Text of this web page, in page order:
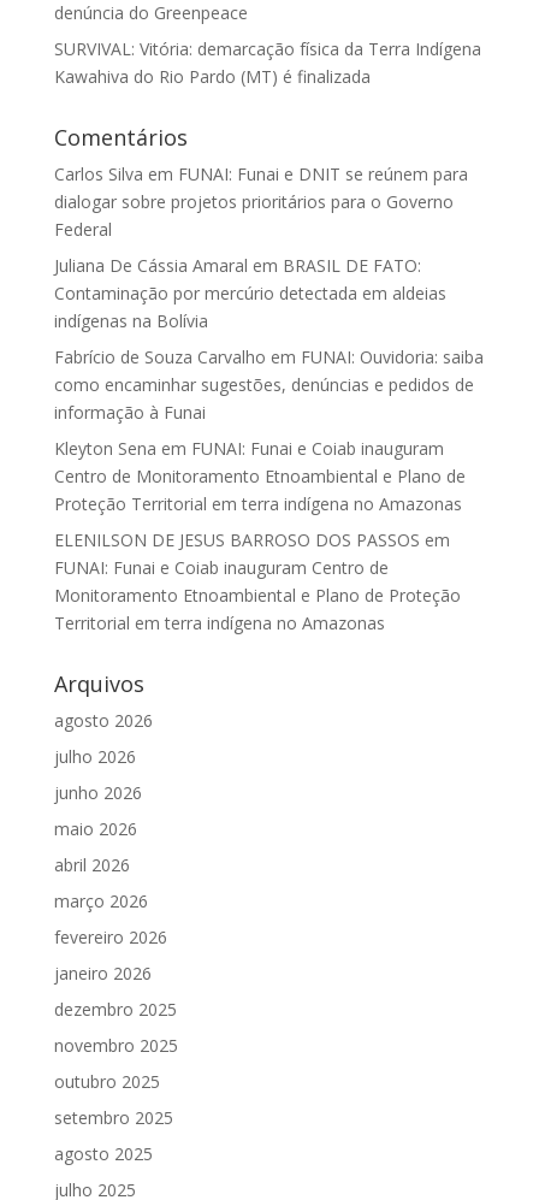
denúncia do Greenpeace
SURVIVAL: Vitória: demarcação física da Terra Indígena
Kawahiva do Rio Pardo (MT) é finalizada
Comentários
Carlos Silva em FUNAI: Funai e DNIT se reúnem para
dialogar sobre projetos prioritários para o Governo
Federal
Juliana De Cássia Amaral em BRASIL DE FATO:
Contaminação por mercúrio detectada em aldeias
indígenas na Bolívia
Fabrício de Souza Carvalho em FUNAI: Ouvidoria: saiba
como encaminhar sugestões, denúncias e pedidos de
informação à Funai
Kleyton Sena em FUNAI: Funai e Coiab inauguram
Centro de Monitoramento Etnoambiental e Plano de
Proteção Territorial em terra indígena no Amazonas
ELENILSON DE JESUS BARROSO DOS PASSOS em
FUNAI: Funai e Coiab inauguram Centro de
Monitoramento Etnoambiental e Plano de Proteção
Territorial em terra indígena no Amazonas
Arquivos
agosto 2026
julho 2026
junho 2026
maio 2026
abril 2026
março 2026
fevereiro 2026
janeiro 2026
dezembro 2025
novembro 2025
outubro 2025
setembro 2025
agosto 2025
julho 2025